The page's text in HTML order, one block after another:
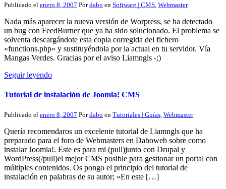
Publicado el enero 8, 2007 Pordabo en Software | CMS Webmaster
Nada más aparecer la nueva versión de Worpress, se ha detectado
un bug con FeedBurner que ya ha sido solucionado. El problema se
solventa descargándote esta copia corregida del fichero
«functions.php» y sustituyéndola por la actual en tu servidor. Vía
Mangas Verdes. Gracias por el aviso Liamngls -;)
Seguir leyendo
Tutorial de instalación de Joomla! CMS
Publicado el enero 8, 2007 Pordabo en Tutoriales | Guías, Webmaster
Quería recomendaros un excelente tutorial de Liamngls que ha
preparado para el foro de Webmasters en Daboweb sobre como
instalar Joomla!. Este es para mi (pull)junto con Drupal y
WordPress(/pull)el mejor CMS posible para gestionar un portal con
múltiples contenidos. Os pongo el principio del tutorial de
instalación en palabras de su autor; «En este […]